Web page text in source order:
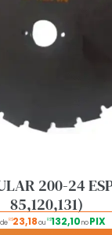
200-24
85,120,131)
deR$23,18ou R$132,10no PIX